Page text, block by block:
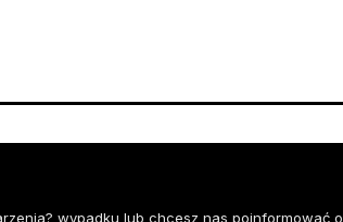
wypadku lub chcesz nas poinformować o